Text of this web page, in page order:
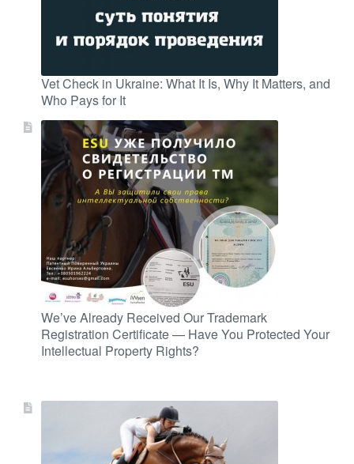
Vet Check in Ukraine: What It Is, Why It Matters, and
Who Pays for It
We’ve Already Received Our Trademark
Registration Certificate — Have You Protected Your
Intellectual Property Rights?